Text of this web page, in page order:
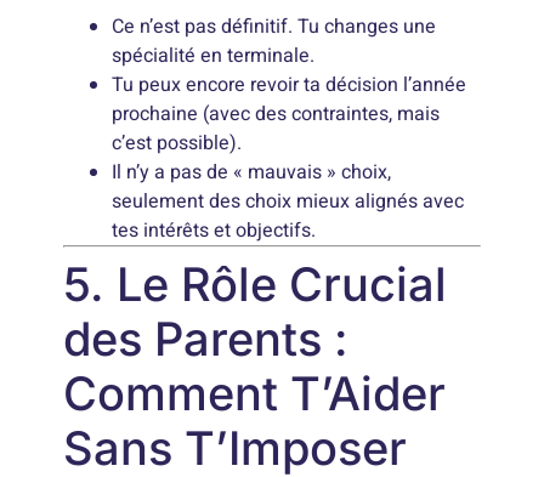
Ce n’est pas définitif. Tu changes une
spécialité en terminale.
Tu peux encore revoir ta décision l’année
prochaine (avec des contraintes, mais
c’est possible).
Il n’y a pas de « mauvais » choix,
seulement des choix mieux alignés avec
tes intérêts et objectifs.
5. Le Rôle Crucial
des Parents :
Comment T’Aider
Sans T’Imposer